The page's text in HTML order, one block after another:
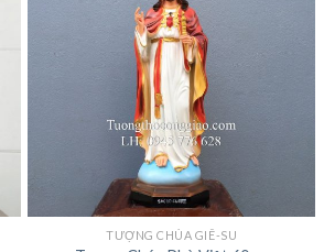
TƯỢNG CHÚA GIÊ-SU